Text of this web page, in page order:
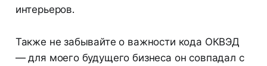
интерьеров.
Также не забывайте о важности кода ОКВЭД
— для моего будущего бизнеса он совпадал с